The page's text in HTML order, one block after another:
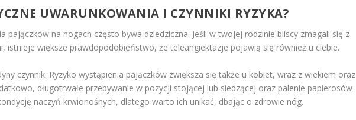
UWARUNKOWANIA I CZYNNIKI RYZYKA?
pajączków na nogach często bywa dziedziczna. Jeśli w twojej rodzinie bliscy zmagali się z
istnieje większe prawdopodobieństwo, że teleangiektazje pojawią się również u ciebie.
czynnik. Ryzyko wystąpienia pajączków zwiększa się także u kobiet, wraz z wiekiem oraz
długotrwałe przebywanie w pozycji stojącej lub siedzącej oraz palenie papierosów
naczyń krwionośnych, dlatego warto ich unikać, dbając o zdrowie nóg.